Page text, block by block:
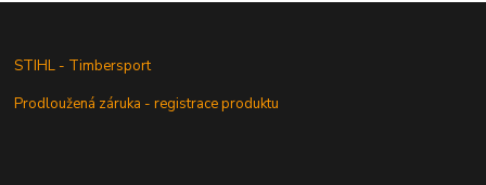
STIHL - Timbersport
Prodloužená záruka - registrace produktu